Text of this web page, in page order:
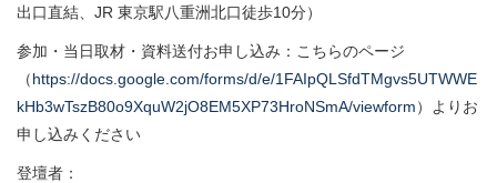
出口直結、JR 東京駅八重洲北口徒歩10分）
参加・当日取材・資料送付お申し込み：こちらのページ
（https://docs.google.com/forms/d/e/1FAIpQLSfdTMgvs5UTWWE
kHb3wTszB80o9XquW2jO8EM5XP73HroNSmA/viewform）よりお
申し込みください
登壇者：